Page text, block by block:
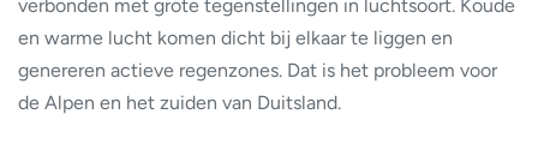
verbonden met grote tegenstellingen in luchtsoort. Koude
en warme lucht komen dicht bij elkaar te liggen en
genereren actieve regenzones. Dat is het probleem voor
de Alpen en het zuiden van Duitsland.